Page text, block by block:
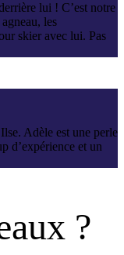
lui ! C’est notre
les
skier avec lui. Pas
Adèle est une perle
d’expérience et un
?